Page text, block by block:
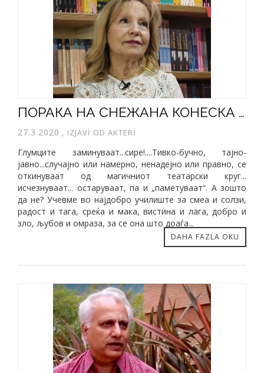
ПОРАКА НА СНЕЖАНА КОНЕСКА РУСИ ПО ПОВОД СВЕТСКИОТ ДЕН НА ТЕАТАРОТ
27.3.2020 , IZJAVI OD AKTERI
Глумците заминуваат...сире!....Тивко-бучно, тајно-
јавно...случајно или намерно, ненадејно или правно, се
откинуваат од магичниот театарски круг...
исчезнуваат... остаруваат, па и „паметуваат“. А зошто
да не? Учевме во најдобро училиште за смеа и солзи,
радост и тага, среќа и мака, вистина и лага, добро и
зло, љубов и омраза, за се она што доаѓа...
DAHA FAZLA OKU